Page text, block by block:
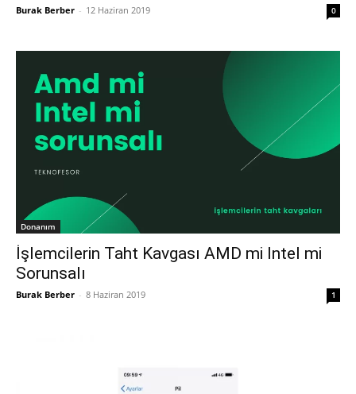
Burak Berber - 12 Haziran 2019 0
Donanım
İşlemcilerin Taht Kavgası AMD mi Intel mi
Sorunsalı
Burak Berber - 8 Haziran 2019 1